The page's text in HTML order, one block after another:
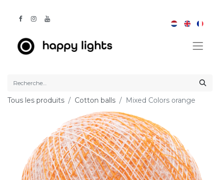
Tous les produits Cotton balls Mixed Colors orange